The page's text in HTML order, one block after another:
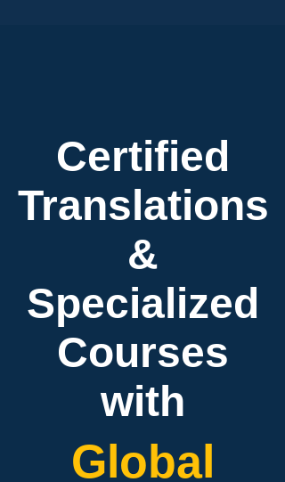
Certified
Translations
&
Specialized
Courses
with
Global